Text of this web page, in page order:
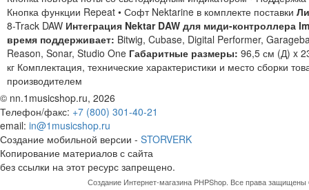
Кнопка функции Repeat • Софт Nektarine в комплекте поставки
8-Track DAW Интеграция Nektar DAW для миди-контроллера
время поддерживает: Bitwig, Cubase, Digital Performer,
Reason, Sonar, Studio One Габаритные размеры: 96,5 см (Д) x
кг Комплектация, технические характеристики и место сборки
производителем
© nn.1musicshop.ru, 2026
Телефон/факс: +7 (800) 301-40-21
email: in@1musicshop.ru
Создание мобильной версии - STORVERK
Копирование материалов с сайта
без ссылки на этот ресурс запрещено.
Создание Интернет-магазина PHPShop. Все права защищены